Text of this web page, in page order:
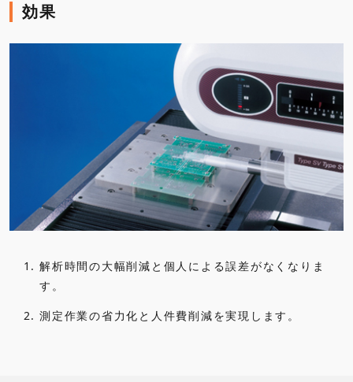
効果
1. 解析時間の大幅削減と個人による誤差がなくなりま
す。
2. 測定作業の省力化と人件費削減を実現します。